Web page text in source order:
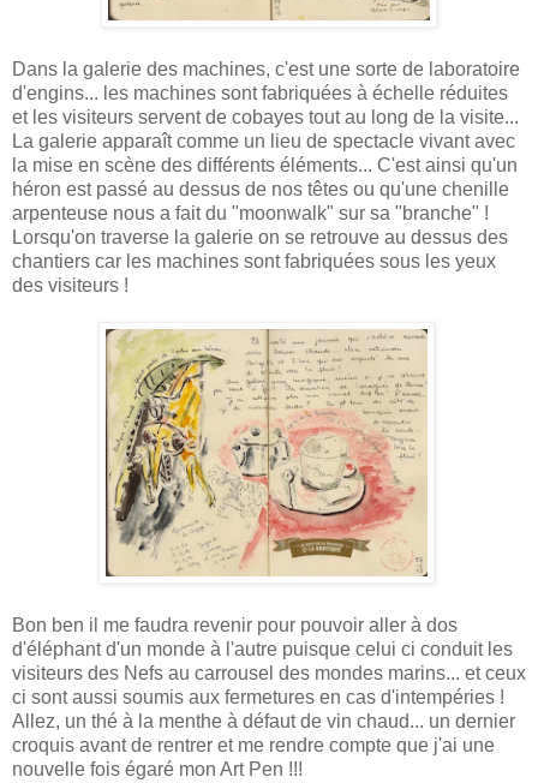
Dans la galerie des machines, c'est une sorte de laboratoire
d'engins... les machines sont fabriquées à échelle réduites
et les visiteurs servent de cobayes tout au long de la visite...
La galerie apparaît comme un lieu de spectacle vivant avec
la mise en scène des différents éléments... C'est ainsi qu'un
héron est passé au dessus de nos têtes ou qu'une chenille
arpenteuse nous a fait du "moonwalk" sur sa "branche" !
Lorsqu'on traverse la galerie on se retrouve au dessus des
chantiers car les machines sont fabriquées sous les yeux
des visiteurs !
Bon ben il me faudra revenir pour pouvoir aller à dos
d'éléphant d'un monde à l'autre puisque celui ci conduit les
visiteurs des Nefs au carrousel des mondes marins... et ceux
ci sont aussi soumis aux fermetures en cas d'intempéries !
Allez, un thé à la menthe à défaut de vin chaud... un dernier
croquis avant de rentrer et me rendre compte que j'ai une
nouvelle fois égaré mon Art Pen !!!